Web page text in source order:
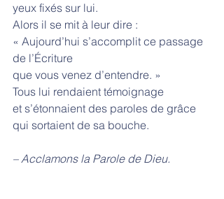
yeux fixés sur lui.
Alors il se mit à leur dire :
« Aujourd’hui s’accomplit ce passage
de l’Écriture
que vous venez d’entendre. »
Tous lui rendaient témoignage
et s’étonnaient des paroles de grâce
qui sortaient de sa bouche.
– Acclamons la Parole de Dieu.